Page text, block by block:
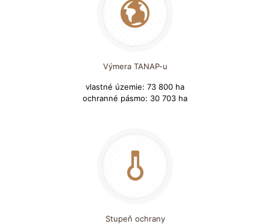
Výmera TANAP-u
vlastné územie: 73 800 ha
ochranné pásmo: 30 703 ha
Stupeň ochrany